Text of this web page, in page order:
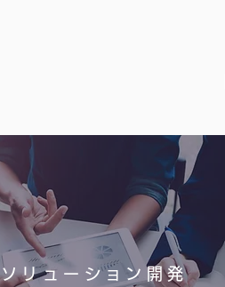
ソリューション開発